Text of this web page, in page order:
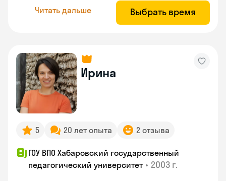
Читать дальше Выбрать время
Ирина
5 20 лет опыта 2 отзыва
ГОУ ВПО Хабаровский государственный
педагогический университет • 2003 г.